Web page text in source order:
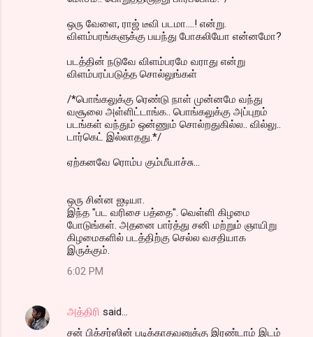
ஒரு வேளை, ராஜ் டீவி படமா....! என்று.
விளம்பரங்களுக்கு பயந்து போகலியோ என்னமோ?
படத்தின் நடுவே விளம்பரமே வராது என்று
விளம்பரப்படுத்த சொல்லுங்கள்
/*பொங்கலுக்கு ரெண்டு நாள் முன்னமே வந்து
வசூலை அள்ளிட்டாங்க.. பொங்கலுக்கு அப்புறம்
படங்கள் வந்தும் ஒன்ணும் சொல்றதுகில்ல.. வில்லு..
டார்கெட் இல்லாதது.*/
ஏற்கனவே ரொம்ப கும்மீயாச்சு...
ஒரு சின்ன ஐடியா.
இந்த "பட வரிசை பத்தை". வெள்ளி கிழமை
போடுங்கள். அதனை பார்த்து சனி மற்றும் ஞாயிறு
கிழமைகளில் படத்திற்கு செல்ல வசதியாக
இருக்கும்.
6:02 PM
அத்திரி said…
சன் பிக்சர்ஸின் படிக்காதவனுக்கு இரண்டாம் இடம்